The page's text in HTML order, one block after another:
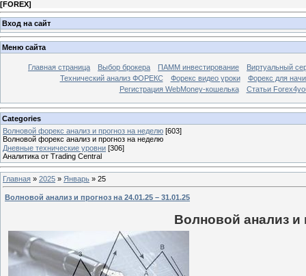
[FOREX]
Вход на сайт
Меню сайта
Главная страница Выбор брокера ПАММ инвестирование
Виртуальный
Технический анализ ФОРЕКС
Форекс видео уроки
Форекс для
Регистрация WebMoney-кошелька
Статьи
Categories
Волновой форекс анализ и прогноз на неделю [603]
Волновой форекс анализ и прогноз на неделю
Дневные технические уровни [306]
Аналитика от Trading Central
Главная » 2025 » Январь » 25
Волновой анализ и прогноз на 24.01.25 – 31.01.25
Волновой анализ и